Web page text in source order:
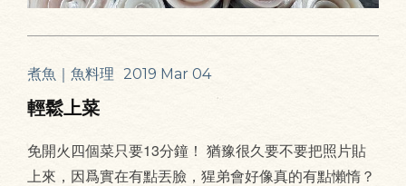
煮魚｜魚料理 2019 Mar 04
輕鬆上菜
免開火四個菜只要13分鐘！ 猶豫很久要不要把照片貼
上來，因爲實在有點丟臉，猩弟會好像真的有點懶惰？